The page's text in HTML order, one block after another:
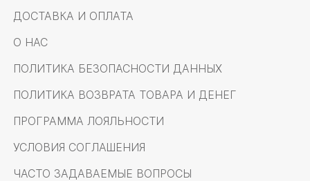
ДОСТАВКА И ОПЛАТА
О НАС
ПОЛИТИКА БЕЗОПАСНОСТИ ДАННЫХ
ПОЛИТИКА ВОЗВРАТА ТОВАРА И ДЕНЕГ
ПРОГРАММА ЛОЯЛЬНОСТИ
УСЛОВИЯ СОГЛАШЕНИЯ
ЧАСТО ЗАДАВАЕМЫЕ ВОПРОСЫ